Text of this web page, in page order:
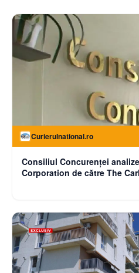
Curierulnational.ro
Consiliul Concurenței
Corporation de către The